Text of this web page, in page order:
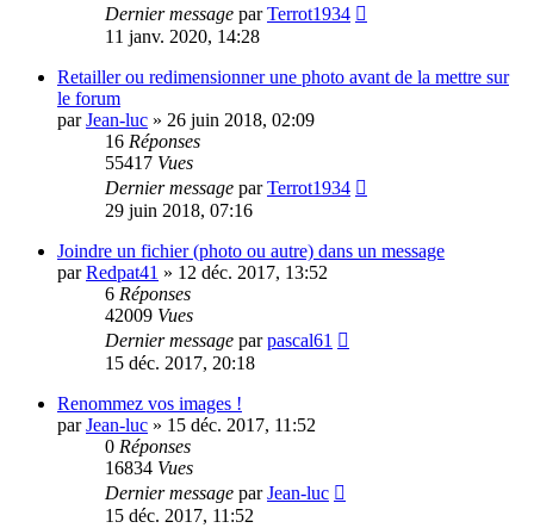
Dernier message parTerrot1934
11 janv. 2020, 14:28
Retailler ou redimensionner une photo avant de la mettre sur
le forum
parJean-luc » 26 juin 2018, 02:09
16 Réponses
55417 Vues
Dernier message parTerrot1934
29 juin 2018, 07:16
Joindre un fichier (photo ou autre) dans un message
parRedpat41 » 12 déc. 2017, 13:52
6 Réponses
42009 Vues
Dernier message parpascal61
15 déc. 2017, 20:18
Renommez vos images !
parJean-luc » 15 déc. 2017, 11:52
0 Réponses
16834 Vues
Dernier message parJean-luc
15 déc. 2017, 11:52